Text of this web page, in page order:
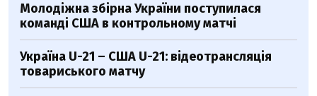
Молодіжна збірна України поступилася
команді США в контрольному матчі
Україна U-21 – США U-21: відеотрансляція
товариського матчу